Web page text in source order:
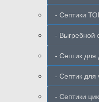
- Септики
- Выгребной
- Септик для
- Септик для
- Септики